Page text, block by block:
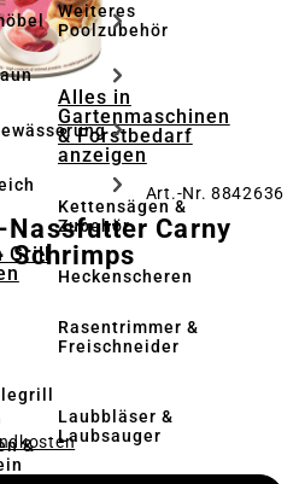
Grill
&
Weiteres
Poolzubehör
Alles in
Gartenmaschinen
& Forstbedarf
anzeigen
Kettensägen &
Zubehör
Heckenscheren
Rasentrimmer &
Freischneider
Laubbläser &
Laubsauger
Art.-Nr. 8842636
Nassfutter Carny
Schrimps